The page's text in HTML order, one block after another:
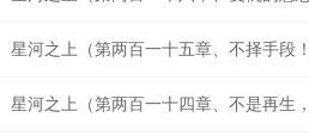
星河之上（第两百一十五章、不择手段！
星河之上（第两百一十四章、不是再生